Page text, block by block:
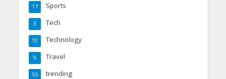
Sports
17
Tech
3
Technology
10
Travel
9
trending
55